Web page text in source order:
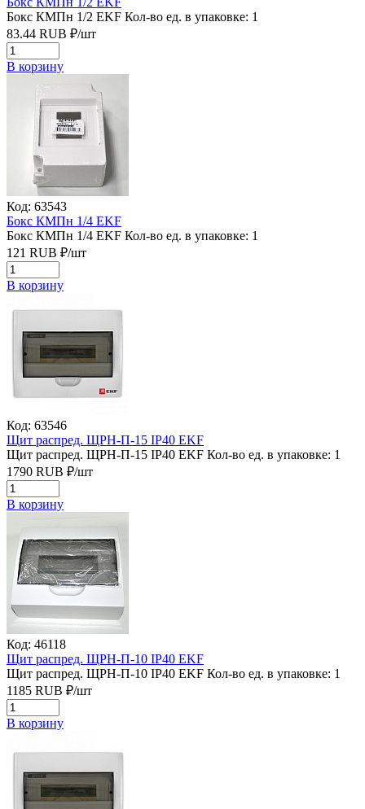
Бокс КМПн 1/2 EKF Кол-во ед. в упаковке: 1
83.44 RUB ₽/шт
В корзину
Код: 63543
Бокс КМПн 1/4 EKF
Бокс КМПн 1/4 EKF Кол-во ед. в упаковке: 1
121 RUB ₽/шт
В корзину
Код: 63546
Щит раcпред. ЩРН-П-15 IP40 EKF
Щит раcпред. ЩРН-П-15 IP40 EKF Кол-во ед. в упаковке: 1
1790 RUB ₽/шт
В корзину
Код: 46118
Щит распред. ЩРН-П-10 IP40 EKF
Щит распред. ЩРН-П-10 IP40 EKF Кол-во ед. в упаковке: 1
1185 RUB ₽/шт
В корзину